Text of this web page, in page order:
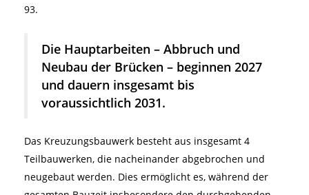
93.
Die Hauptarbeiten – Abbruch und
Neubau der Brücken – beginnen 2027
und dauern insgesamt bis
voraussichtlich 2031.
Das Kreuzungsbauwerk besteht aus insgesamt 4
Teilbauwerken, die nacheinander abgebrochen und
neugebaut werden. Dies ermöglicht es, während der